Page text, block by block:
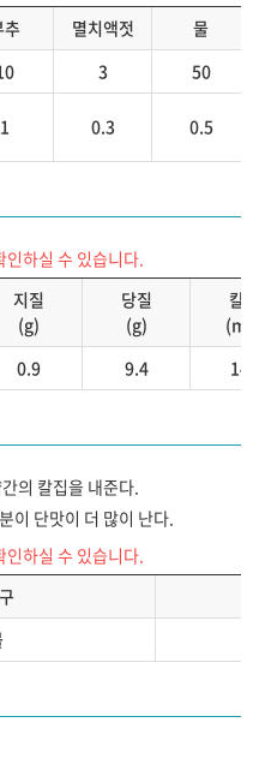
추 멸치액젓
물
3
50
1 0.3 0.5
하실 수 있습니다.
지질
(g)
당질
(g)
칼
0.9 9.4
의 칼집을 내준다.
이 단맛이 더 많이 난다.
하실 수 있습니다.